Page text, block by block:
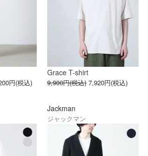
円(税込)
Grace T-shirt
9,900円(税込) 7,920円(税込)
Jackman
ジャックマン